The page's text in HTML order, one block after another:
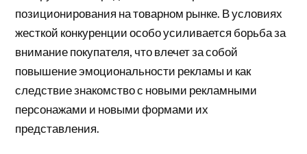
позиционирования на товарном рынке. В условиях
жесткой конкуренции особо усиливается борьба за
внимание покупателя, что влечет за собой
повышение эмоциональности рекламы и как
следствие знакомство с новыми рекламными
персонажами и новыми формами их
представления.